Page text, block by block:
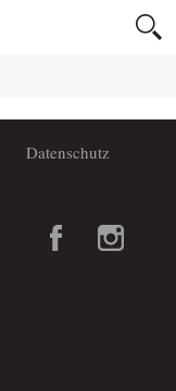
Datenschutz